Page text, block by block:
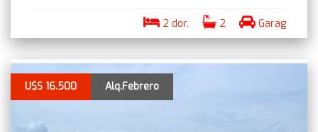
2 dor. 2 Garag
U$S 16.500 Alq.Febrero